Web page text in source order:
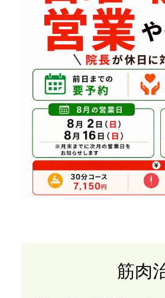
筋肉